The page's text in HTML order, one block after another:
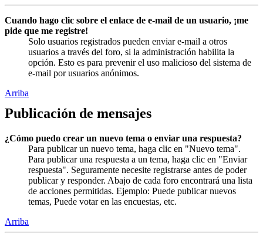
Cuando hago clic sobre el enlace de e-mail de un usuario, ¡me
pide que me registre!
Solo usuarios registrados pueden enviar e-mail a otros
usuarios a través del foro, si la administración habilita la
opción. Esto es para prevenir el uso malicioso del sistema de
e-mail por usuarios anónimos.
Arriba
Publicación de mensajes
¿Cómo puedo crear un nuevo tema o enviar una respuesta?
Para publicar un nuevo tema, haga clic en "Nuevo tema".
Para publicar una respuesta a un tema, haga clic en "Enviar
respuesta". Seguramente necesite registrarse antes de poder
publicar y responder. Abajo de cada foro encontrará una lista
de acciones permitidas. Ejemplo: Puede publicar nuevos
temas, Puede votar en las encuestas, etc.
Arriba